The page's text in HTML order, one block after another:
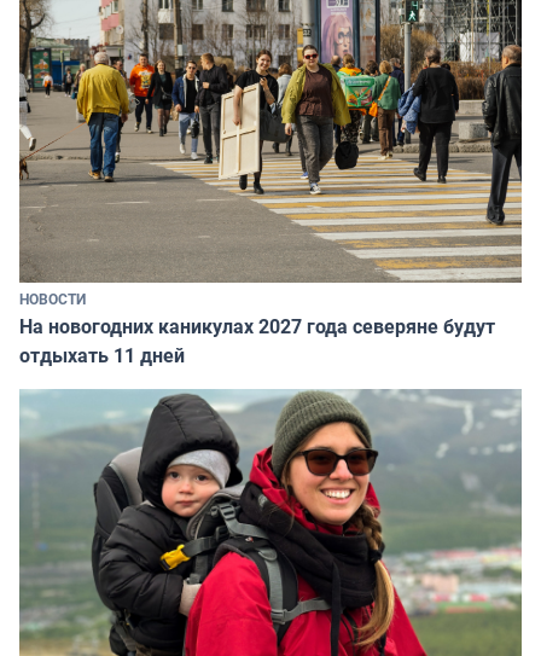
НОВОСТИ
На новогодних каникулах 2027 года северяне будут
отдыхать 11 дней